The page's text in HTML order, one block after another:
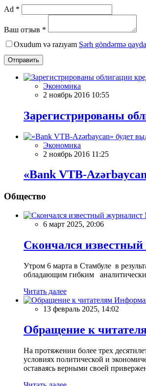
Ad *
Ваш отзыв *
Oxudum və razıyam Şərh göndərmə
Отправить
Экономика
2 ноябрь 2016 10:55
Зарегистрированы
Экономика
2 ноябрь 2016 11:25
«Bank VTB-
Общество
6 март 2025, 20:06
Скончался
Утром 6 марта в Стамбуле в
обладающим гибким
Читать далее
13 февраль 2025, 14:02
Обращение к
На протяжении более трех
условиях политической и
оставаясь верными своей